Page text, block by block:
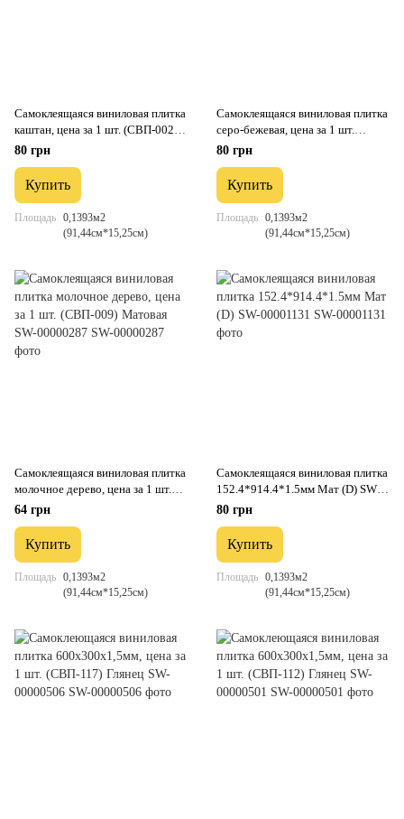
Самоклеящаяся виниловая плитка
каштан, цена за 1 шт. (СВП-002)
Матовая SW-00000282
80 грн
Купить
Площадь 0,1393м2
(91,44см*15,25см)
Самоклеящаяся виниловая плитка
серо-бежевая, цена за 1 шт.
(СВП-008) Матовая SW-
80 грн
Купить
Площадь 0,1393м2
(91,44см*15,25см)
Самоклеящаяся виниловая плитка
молочное дерево, цена за 1 шт.
(СВП-009) Матовая SW-
64 грн
Купить
Площадь 0,1393м2
(91,44см*15,25см)
Самоклеящаяся виниловая плитка
152.4*914.4*1.5мм Мат (D) SW-
00001131
80 грн
Купить
Площадь 0,1393м2
(91,44см*15,25см)